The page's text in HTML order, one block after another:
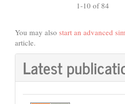
1-10 of 84
You may also start an advanced
article.
Latest